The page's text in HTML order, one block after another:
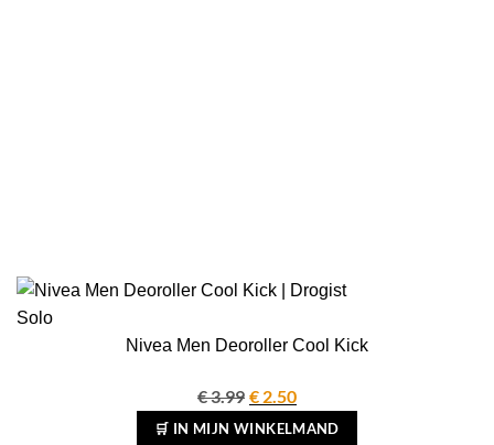
Nivea Men Deoroller Cool Kick
€3.99 Oorspronkelijke
prijs
€ 2.50Huidige
prijs
🛒 IN MIJN WINKELMAND